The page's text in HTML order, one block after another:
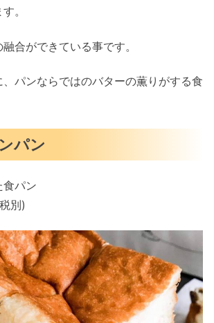
。
合ができている事です。
パンならではのバターの薫りがする食
パン
食パン
別)